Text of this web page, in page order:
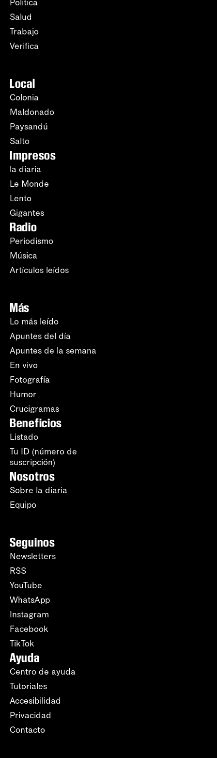
Política
Salud
Trabajo
Verifica
Local
Colonia
Maldonado
Paysandú
Salto
Impresos
la diaria
Le Monde
Lento
Gigantes
Radio
Periodismo
Música
Artículos leídos
Más
Lo más leído
Apuntes del día
Apuntes de la semana
En vivo
Fotografía
Humor
Crucigramas
Beneficios
Listado
Tu ID (número de
suscripción)
Nosotros
Sobre la diaria
Equipo
Seguinos
Newsletters
RSS
YouTube
WhatsApp
Instagram
Facebook
TikTok
Ayuda
Centro de ayuda
Tutoriales
Accesibilidad
Privacidad
Contacto